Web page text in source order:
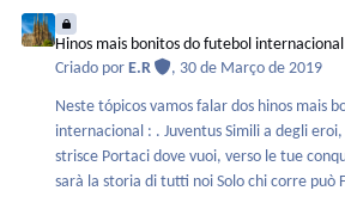
Hinos mais bonitos do futebol internacional
Criado porE.R , 30 de Março de 2019
Neste tópicos vamos falar dos hinos mais
internacional : . Juventus Simili a degli eroi, abbiamo il cuore a
strisce Portaci dove vuoi, verso le tue conquiste Dove tu arriverai,
sarà la storia di tutti noi Solo chi corre può Fare di te la squadra che